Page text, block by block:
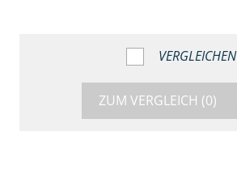
VERGLEICHEN
ZUM VERGLEICH (0)